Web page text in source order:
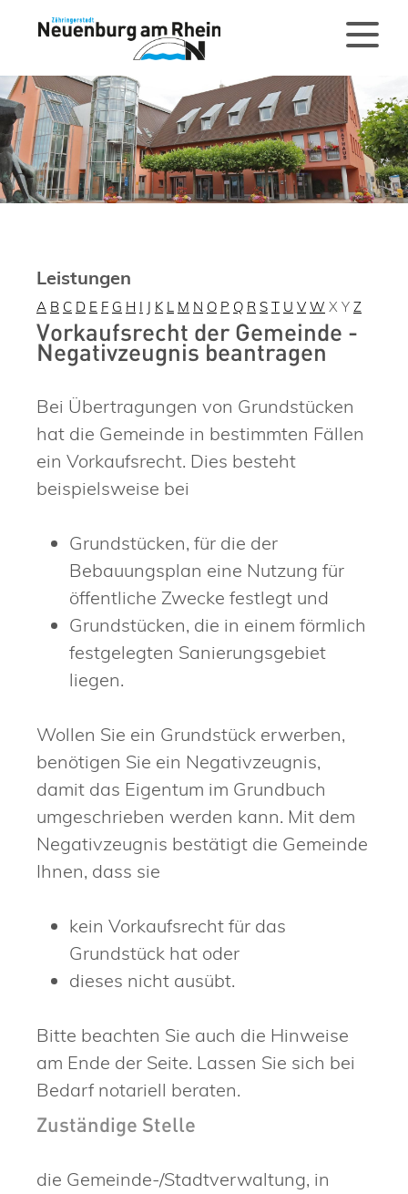
Leistungen
A B C D E F G H I J K L M N O P Q R S T U V W X Y Z
Vorkaufsrecht der Gemeinde -
Negativzeugnis beantragen
Bei Übertragungen von Grundstücken
hat die Gemeinde in bestimmten Fällen
ein Vorkaufsrecht. Dies besteht
beispielsweise bei
Grundstücken, für die der
Bebauungsplan eine Nutzung für
öffentliche Zwecke festlegt und
Grundstücken, die in einem förmlich
festgelegten Sanierungsgebiet
liegen.
Wollen Sie ein Grundstück erwerben,
benötigen Sie ein Negativzeugnis,
damit das Eigentum im Grundbuch
umgeschrieben werden kann. Mit dem
Negativzeugnis bestätigt die Gemeinde
Ihnen, dass sie
kein Vorkaufsrecht für das
Grundstück hat oder
dieses nicht ausübt.
Bitte beachten Sie auch die Hinweise
am Ende der Seite. Lassen Sie sich bei
Bedarf notariell beraten.
Zuständige Stelle
die Gemeinde-/Stadtverwaltung, in